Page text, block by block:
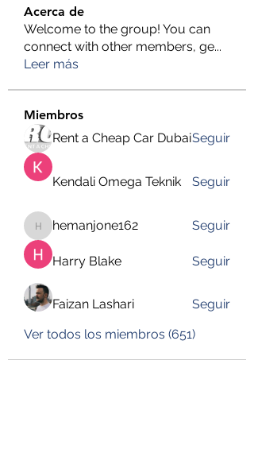
Acerca de
Welcome to the group! You can
connect with other members, ge...
Leer más
Miembros
Rent a Cheap Car DubaiSeguir
Kendali Omega Teknik Seguir
hemanjone162
hemanjone162 Seguir
Harry Blake Seguir
Faizan Lashari
Seguir
Ver todos los miembros (651)